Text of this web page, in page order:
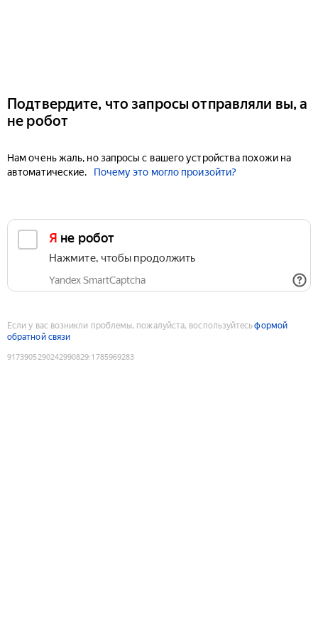
Подтвердите, что запросы отправляли вы, а
не робот
Нам очень жаль, но запросы с вашего устройства похожи на
автоматические.
Почему это могло произойти?
Я не робот
Нажмите, чтобы продолжить
Yandex SmartCaptcha
Если у вас возникли проблемы, пожалуйста, воспользуйтесьформой
обратной связи
9173905290242990829:1785969283